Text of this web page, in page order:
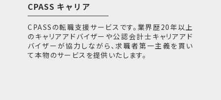
CPASS キャリア
CPASSの転職支援サービスです。業界歴20年以上
のキャリアアドバイザーや公認会計士キャリアアド
バイザーが協力しながら、求職者第一主義を貫い
て本物のサービスを提供いたします。